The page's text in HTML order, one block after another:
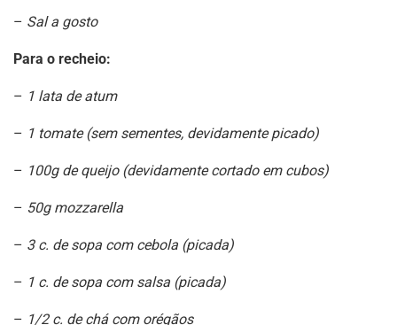
– Sal a gosto
Para o recheio:
– 1 lata de atum
– 1 tomate (sem sementes, devidamente picado)
– 100g de queijo (devidamente cortado em cubos)
– 50g mozzarella
– 3 c. de sopa com cebola (picada)
– 1 c. de sopa com salsa (picada)
– 1/2 c. de chá com orégãos